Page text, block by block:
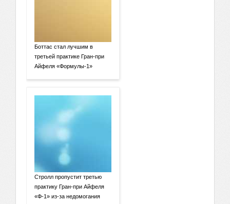
Боттас стал лучшим в
третьей практике Гран-при
Айфеля «Формулы-1»
Стролл пропустит третью
практику Гран-при Айфеля
«Ф-1» из-за недомогания